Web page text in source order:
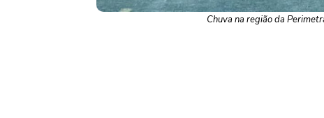
Chuva na região da